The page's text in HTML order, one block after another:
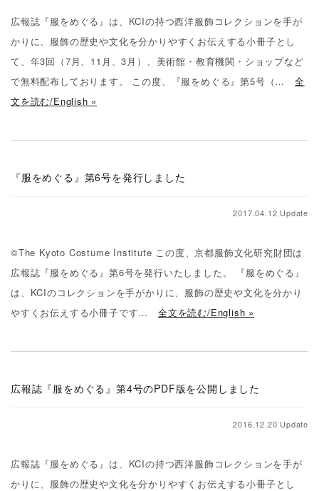
広報誌『服をめぐる』は、KCIの持つ西洋服飾コレクションを手が
かりに、服飾の歴史や文化を分かりやすくお伝えする小冊子とし
て、年3回（7月、11月、3月）、美術館・教育機関・ショップなど
で無料配布しております。 この度、『服をめぐる』第5号（…全
文を読む/English »
『服をめぐる』第6号を発行しました
2017.04.12 Update
©The Kyoto Costume Institute この度、京都服飾文化研究財団は
広報誌『服をめぐる』第6号を発行いたしました。 『服をめぐる』
は、KCIのコレクションを手がかりに、服飾の歴史や文化を分かり
やすくお伝えする小冊子です…全文を読む/English »
広報誌『服をめぐる』第4号のPDF版を公開しました
2016.12.20 Update
広報誌『服をめぐる』は、KCIの持つ西洋服飾コレクションを手が
かりに、服飾の歴史や文化を分かりやすくお伝えする小冊子とし